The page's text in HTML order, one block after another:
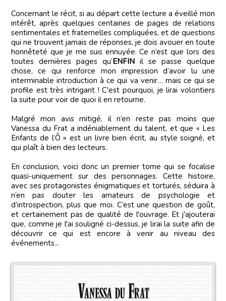
Concernant le récit, si au départ cette lecture a éveillé mon
intérêt, après quelques centaines de pages de relations
sentimentales et fraternelles compliquées, et de questions
qui ne trouvent jamais de réponses, je dois avouer en toute
honnêteté que je me suis ennuyée. Ce n’est que lors des
toutes dernières pages qu’ENFIN il se passe quelque
chose, ce qui renforce mon impression d’avoir lu une
interminable introduction à ce qui va venir… mais ce qui se
profile est très intrigant ! C'est pourquoi, je lirai volontiers
la suite pour voir de quoi il en retourne.
Malgré mon avis mitigé, il n’en reste pas moins que
Vanessa du Frat a indéniablement du talent, et que « Les
Enfants de l’Ô » est un livre bien écrit, au style soigné, et
qui plaît à bien des lecteurs.
En conclusion, voici donc un premier tome qui se focalise
quasi-uniquement sur des personnages. Cette histoire,
avec ses protagonistes énigmatiques et torturés, séduira à
n’en pas douter les amateurs de psychologie et
d’introspection, plus que moi. C’est une question de goût,
et certainement pas de qualité de l'ouvrage. Et j'ajouterai
que, comme je l'ai souligné ci-dessus, je lirai la suite afin de
découvrir ce qui est encore à venir au niveau des
événements...